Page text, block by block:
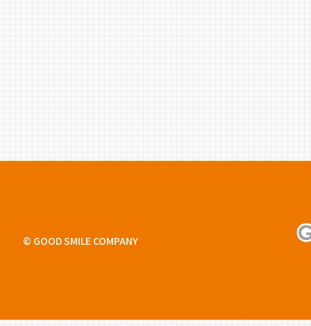
© GOOD SMILE COMPANY